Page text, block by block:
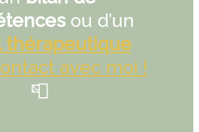
ou d’un
thérapeutique
avec moi !
📮